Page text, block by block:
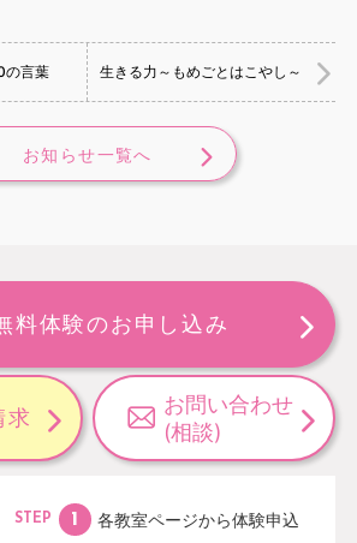
の言葉 生きる力～もめごとはこやし～
お知らせ一覧へ
料体験のお申し込み
求
お問い合わせ
(相談)
STEP 各教室ページから体験申込